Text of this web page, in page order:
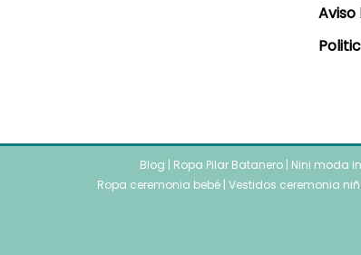
Aviso
Blog | Ropa Pilar Batanero | Nini moda
Ropa ceremonia bebé | Vestidos ceremonia